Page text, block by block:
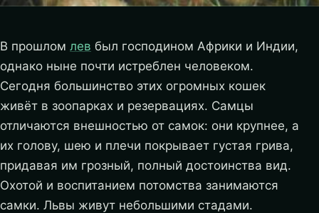
В прошлом лев был господином Африки и Индии,
однако ныне почти истреблен человеком.
Сегодня большинство этих огромных кошек
живёт в зоопарках и резервациях. Самцы
отличаются внешностью от самок: они крупнее, а
их голову, шею и плечи покрывает густая грива,
придавая им грозный, полный достоинства вид.
Охотой и воспитанием потомства занимаются
самки. Львы живут небольшими стадами.